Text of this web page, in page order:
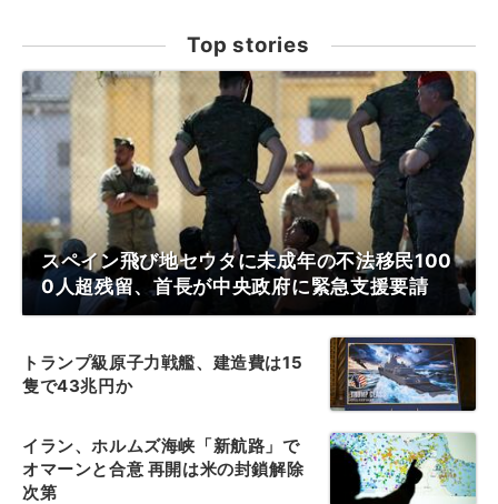
Top stories
スペイン飛び地セウタに未成年の不法移民100
0人超残留、首長が中央政府に緊急支援要請
トランプ級原子力戦艦、建造費は15
隻で43兆円か
イラン、ホルムズ海峡「新航路」で
オマーンと合意 再開は米の封鎖解除
次第